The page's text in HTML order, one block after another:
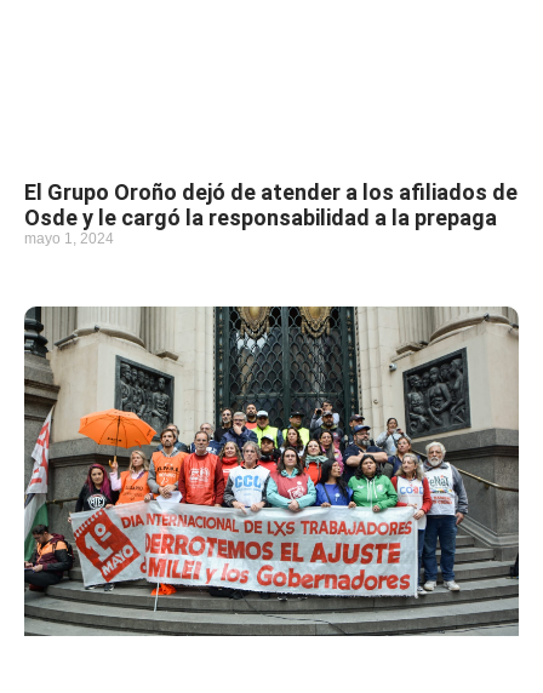
El Grupo Oroño dejó de atender a los afiliados de
Osde y le cargó la responsabilidad a la prepaga
mayo 1, 2024